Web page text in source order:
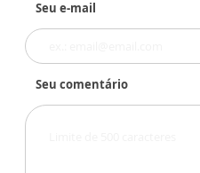
Seu e-mail
Seu comentário